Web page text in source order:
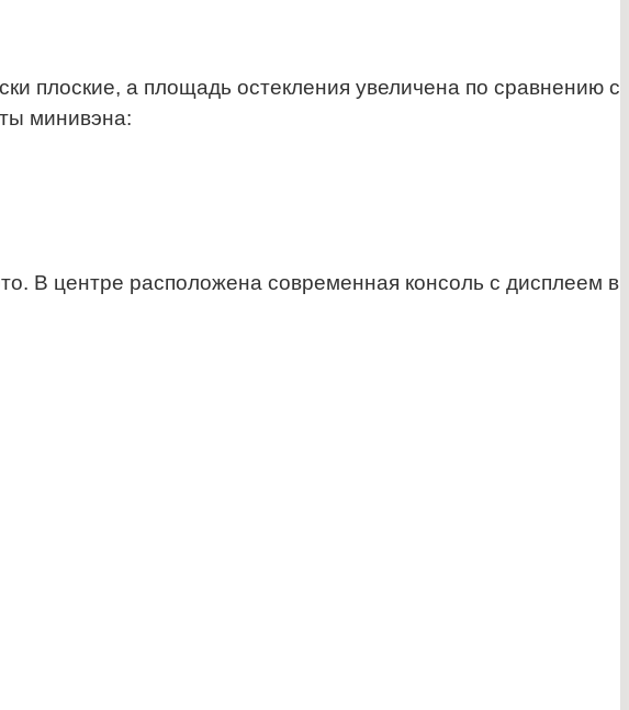
плоские, а площадь остекления увеличена по сравнению с
минивэна:
В центре расположена современная консоль с дисплеем в